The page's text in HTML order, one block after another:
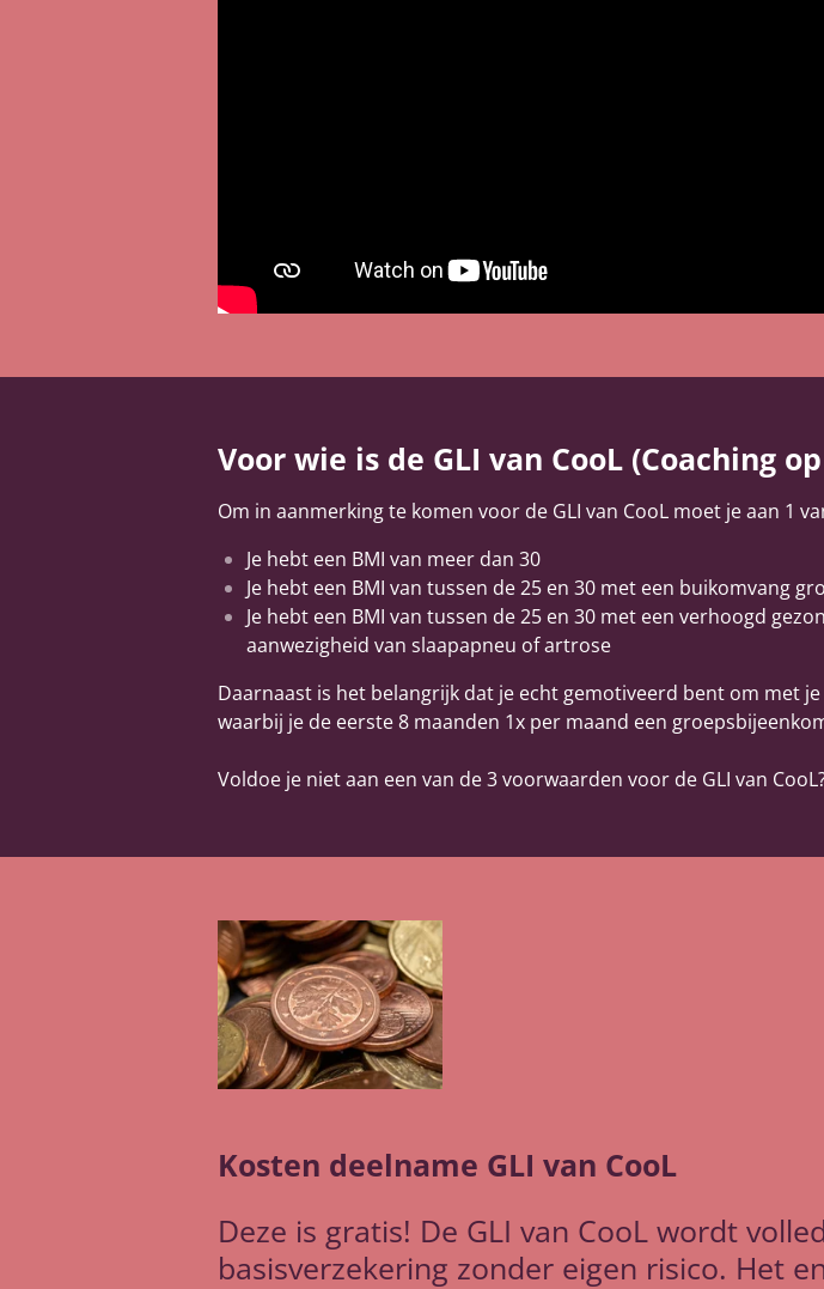
Voor wie is de GLI van CooL (Coaching
Om in aanmerking te komen voor de GLI van CooL moet je aan 1
Je hebt een BMI van meer dan 30
Je hebt een BMI van tussen de 25 en 30 met een buikomvang
Je hebt een BMI van tussen de 25 en 30 met een verhoogd
aanwezigheid van slaapapneu of artrose
Daarnaast is het belangrijk dat je echt gemotiveerd bent om met
waarbij je de eerste 8 maanden 1x per maand een
Voldoe je niet aan een van de 3 voorwaarden voor de GLI van
Kosten deelname GLI van CooL
Deze is gratis! De GLI van CooL wordt
basisverzekering zonder eigen risico. Het